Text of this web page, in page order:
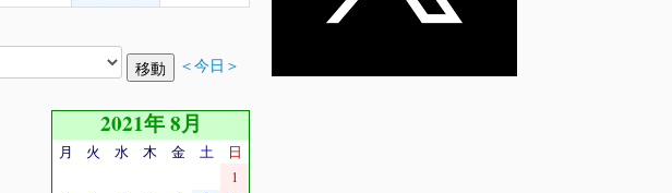
＜今日＞
2021年 8月
月 火 水 木 金 土
日
1